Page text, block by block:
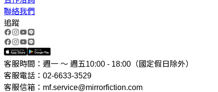
聯絡我們
追蹤
客服時間：週一 ～ 週五10:00 - 18:00（國定假日除外）
客服電話：02-6633-3529
客服信箱：mf.service@mirrorfiction.com